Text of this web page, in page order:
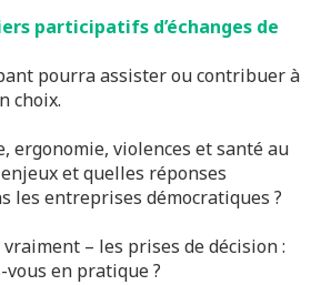
participatifs d’échanges de
pourra assister ou contribuer à
choix.
ergonomie, violences etsanté au
et quelles réponses
les entreprises démocratiques ?
– les prises de décision:
en pratique ?